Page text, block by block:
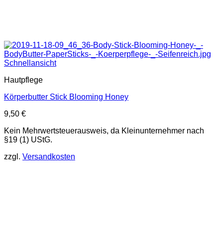
Schnellansicht
Hautpflege
Körperbutter Stick Blooming Honey
9,50 €
Kein Mehrwertsteuerausweis, da Kleinunternehmer nach
§19 (1) UStG.
zzgl. Versandkosten